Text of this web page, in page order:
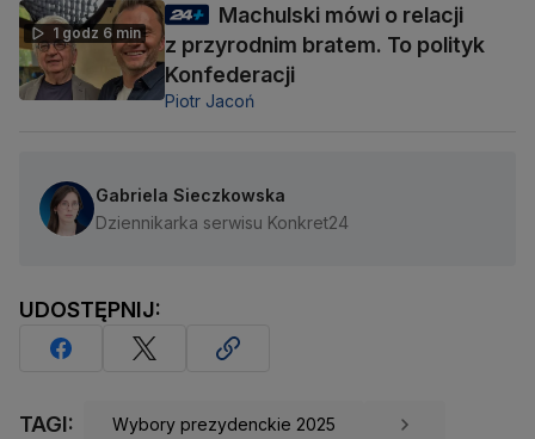
1 godz 6 min
Machulski mówi o relacji
z przyrodnim bratem. To polityk
Konfederacji
Piotr Jacoń
Gabriela Sieczkowska
Dziennikarka serwisu Konkret24
UDOSTĘPNIJ:
TAGI: Wybory prezydenckie 2025